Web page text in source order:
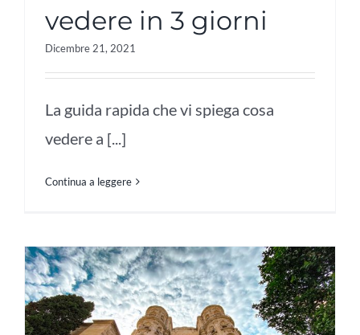
vedere in 3 giorni
Dicembre 21, 2021
La guida rapida che vi spiega cosa
vedere a [...]
Continua a leggere